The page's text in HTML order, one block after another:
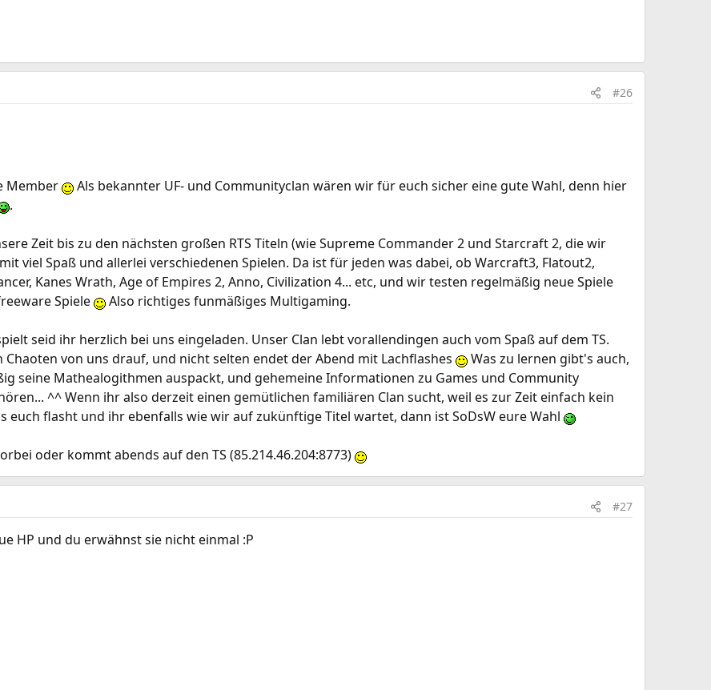
#26
Member
Als bekannter UF- und Communityclan wären wir für euch sicher eine gute Wahl, denn hier
.
Zeit bis zu den nächsten großen RTS Titeln (wie Supreme Commander 2 und Starcraft 2, die wir
viel Spaß und allerlei verschiedenen Spielen. Da ist für jeden was dabei, ob Warcraft3, Flatout2,
Kanes Wrath, Age of Empires 2, Anno, Civilization 4... etc, und wir testen regelmäßig neue Spiele
Spiele
Also richtiges funmäßiges Multigaming.
seid ihr herzlich bei uns eingeladen. Unser Clan lebt vorallendingen auch vom Spaß auf dem TS.
Chaoten von uns drauf, und nicht selten endet der Abend mit Lachflashes
Was zu lernen gibt's auch,
seine Mathealogithmen auspackt, und gehemeine Informationen zu Games und Community
^^ Wenn ihr also derzeit einen gemütlichen familiären Clan sucht, weil es zur Zeit einfach kein
euch flasht und ihr ebenfalls wie wir auf zukünftige Titel wartet, dann ist SoDsW eure Wahl
oder kommt abends auf den TS (85.214.46.204:8773)
#27
HP und du erwähnst sie nicht einmal :P